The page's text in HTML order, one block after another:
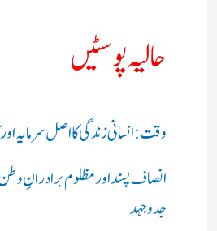
حالیہ پوسٹیں
وقت: انسانی زندگی کا اصل سرمایہ اور
انصاف پسند اور مظلوم برادرانِ
جدوجہد